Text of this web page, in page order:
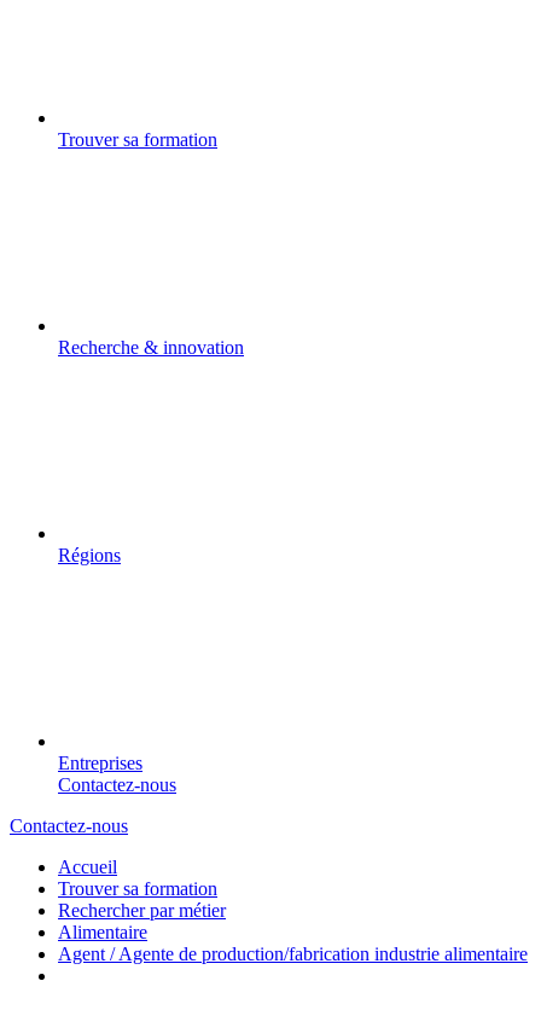
Trouver sa formation
Recherche & innovation
Régions
Entreprises
Contactez-nous
Contactez-nous
Accueil
Trouver sa formation
Rechercher par métier
Alimentaire
Agent / Agente de production/fabrication industrie alimentaire